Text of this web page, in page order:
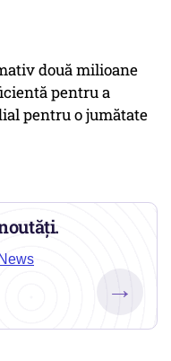
două milioane
pentru a
pentru o jumătate
→